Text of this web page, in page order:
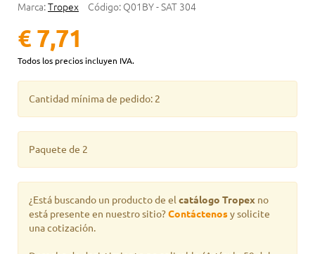
Marca:Tropex Código: Q01BY - SAT 304
€ 7,71
Todos los precios incluyen IVA.
Cantidad mínima de pedido: 2
Paquete de 2
¿Está buscando un producto de el catálogo Tropex no
está presente en nuestro sitio?Contáctenosy solicite
una cotización.